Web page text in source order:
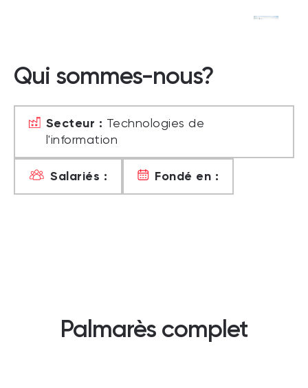
Qui sommes-nous?
Secteur : Technologies de
l'information
Salariés : Fondé en :
Palmarès complet